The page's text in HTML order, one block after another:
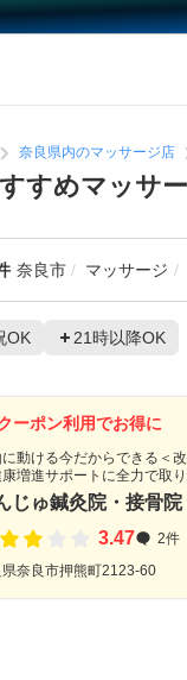
奈良県内のマッサージ店
すめマッサ
奈良市 マッサージ
OK 21時以降OK
ーポン利用でお得に
に動ける今だからできる＜
増進サポートに全力で取り
じゅ鍼灸院・接骨院
3.47
2件
奈良市押熊町2123-60